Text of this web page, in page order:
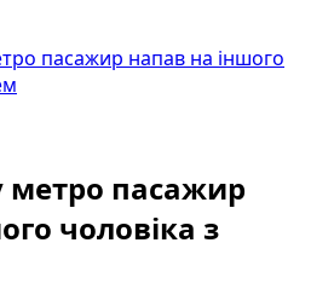
пасажир напав на іншого
метро пасажир
чоловіка з